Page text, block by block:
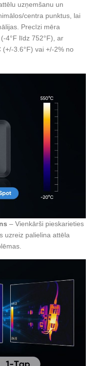
uzņemšanu un
centra punktus, lai
Precīzi mēra
4°F līdz 752°F), ar
3.6°F) vai +/-2% no
– Vienkārši pieskarieties
uzreiz palielina attēla